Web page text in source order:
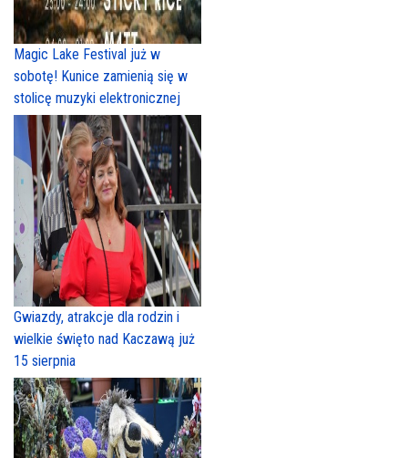
Magic Lake Festival już w
sobotę! Kunice zamienią się w
stolicę muzyki elektronicznej
Gwiazdy, atrakcje dla rodzin i
wielkie święto nad Kaczawą już
15 sierpnia